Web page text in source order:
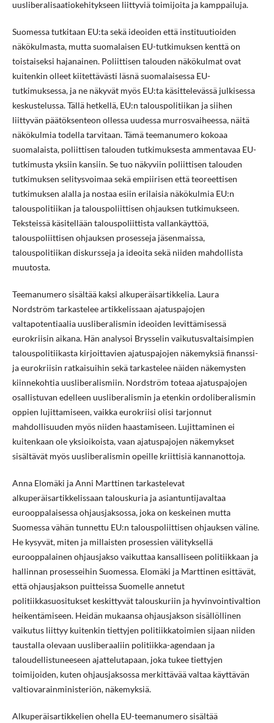
uusliberalisaatiokehitykseen liittyviä toimijoita ja kamppailuja.
Suomessa tutkitaan EU:ta sekä ideoiden että instituutioiden
näkökulmasta, mutta suomalaisen EU-tutkimuksen kenttä on
toistaiseksi hajanainen. Poliittisen talouden näkökulmat ovat
kuitenkin olleet kiitettävästi läsnä suomalaisessa EU-
tutkimuksessa, ja ne näkyvät myös EU:ta käsittelevässä julkisessa
keskustelussa. Tällä hetkellä, EU:n talouspolitiikan ja siihen
liittyvän päätöksenteon ollessa uudessa murrosvaiheessa, näitä
näkökulmia todella tarvitaan. Tämä teemanumero kokoaa
suomalaista, poliittisen talouden tutkimuksesta ammentavaa EU-
tutkimusta yksiin kansiin. Se tuo näkyviin poliittisen talouden
tutkimuksen selitysvoimaa sekä empiirisen että teoreettisen
tutkimuksen alalla ja nostaa esiin erilaisia näkökulmia EU:n
talouspolitiikan ja talouspoliittisen ohjauksen tutkimukseen.
Teksteissä käsitellään talouspoliittista vallankäyttöä,
talouspoliittisen ohjauksen prosesseja jäsenmaissa,
talouspolitiikan diskursseja ja ideoita sekä niiden mahdollista
muutosta.
Teemanumero sisältää kaksi alkuperäisartikkelia. Laura
Nordström tarkastelee artikkelissaan ajatuspajojen
valtapotentiaalia uusliberalismin ideoiden levittämisessä
eurokriisin aikana. Hän analysoi Brysselin vaikutusvaltaisimpien
talouspolitiikasta kirjoittavien ajatuspajojen näkemyksiä finanssi-
ja eurokriisin ratkaisuihin sekä tarkastelee näiden näkemysten
kiinnekohtia uusliberalismiin. Nordström toteaa ajatuspajojen
osallistuvan edelleen uusliberalismin ja etenkin ordoliberalismin
oppien lujittamiseen, vaikka eurokriisi olisi tarjonnut
mahdollisuuden myös niiden haastamiseen. Lujittaminen ei
kuitenkaan ole yksioikoista, vaan ajatuspajojen näkemykset
sisältävät myös uusliberalismin opeille kriittisiä kannanottoja.
Anna Elomäki ja Anni Marttinen tarkastelevat
alkuperäisartikkelissaan talouskuria ja asiantuntijavaltaa
eurooppalaisessa ohjausjaksossa, joka on keskeinen mutta
Suomessa vähän tunnettu EU:n talouspoliittisen ohjauksen väline.
He kysyvät, miten ja millaisten prosessien välityksellä
eurooppalainen ohjausjakso vaikuttaa kansalliseen politiikkaan ja
hallinnan prosesseihin Suomessa. Elomäki ja Marttinen esittävät,
että ohjausjakson puitteissa Suomelle annetut
politiikkasuositukset keskittyvät talouskuriin ja hyvinvointivaltion
heikentämiseen. Heidän mukaansa ohjausjakson sisällöllinen
vaikutus liittyy kuitenkin tiettyjen politiikkatoimien sijaan niiden
taustalla olevaan uusliberaaliin politiikka-agendaan ja
taloudellistuneeseen ajattelutapaan, joka tukee tiettyjen
toimijoiden, kuten ohjausjaksossa merkittävää valtaa käyttävän
valtiovarainministeriön, näkemyksiä.
Alkuperäisartikkelien ohella EU-teemanumero sisältää